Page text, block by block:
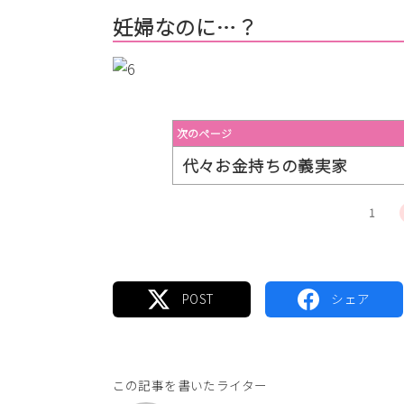
妊婦なのに…？
次のページ
代々お金持ちの義実家
1
この記事を書いたライター